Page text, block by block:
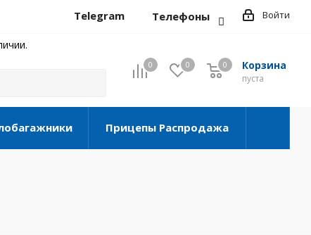
Войти
Telegram Телефоны
0 0 Корзина
0
пуста
0
Прицепы Распродажа